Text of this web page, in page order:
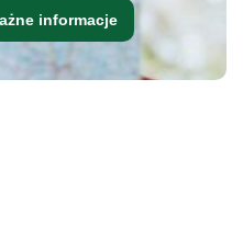
informacje